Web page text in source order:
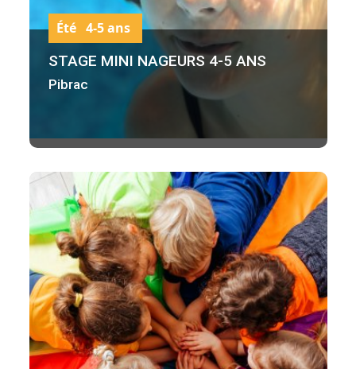
STAGE MINI NAGEURS 4-5 ANS
Pibrac
Été 4-5 ans